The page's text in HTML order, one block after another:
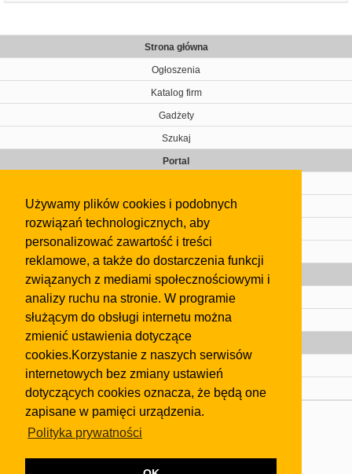
Używamy plików cookies i podobnych
rozwiązań technologicznych, aby
personalizować zawartość i treści
reklamowe, a także do dostarczenia funkcji
związanych z mediami społecznościowymi i
analizy ruchu na stronie. W programie
służącym do obsługi internetu można
zmienić ustawienia dotyczące
cookies.Korzystanie z naszych serwisów
internetowych bez zmiany ustawień
dotyczących cookies oznacza, że będą one
zapisane w pamięci urządzenia.
Polityka prywatności
Strona główna
Ogłoszenia
Katalog firm
Gadżety
Szukaj
Portal
Kontakt
Regulamin
Gazeta
Olkusz
Kontakt
Strefa dla biznesu
Biura nieruchomości
Dealerzy i autokomisy
Skontaktuj się z nami
regulaminuiPolityki Prywatności.
Klauzula FB